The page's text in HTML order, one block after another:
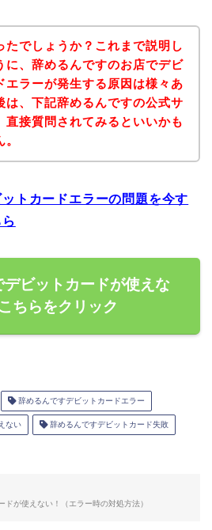
たでしょうか？これまで説明し
に、辞めるんですのお店でデビ
エラーが発生する原因は様々あ
は、下記辞めるんですの公式サ
直接質問されてみるといいかも
トカードエラーの問題を今す
ビットカードが使えな
ちらをクリック
辞めるんですデビットカードエラー
ない 辞めるんですデビットカード失敗
ドが使えない！（エラー時の対処方法）